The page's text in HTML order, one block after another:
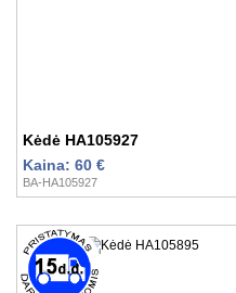
Kėdė HA105927
Kaina: 60 €
BA-HA105927